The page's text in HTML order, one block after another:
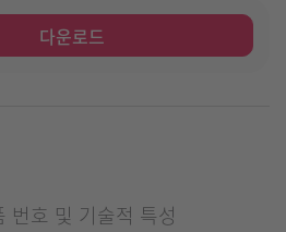
다운로드
번호 및 기술적 특성